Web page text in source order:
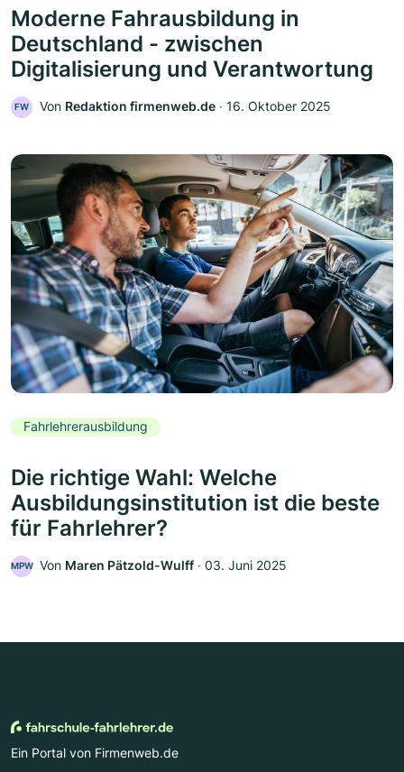
Moderne Fahrausbildung in
Deutschland - zwischen
Digitalisierung und Verantwortung
FW Von Redaktion firmenweb.de ‧ 16. Oktober 2025
Fahrlehrerausbildung
Die richtige Wahl: Welche
Ausbildungsinstitution ist die beste
für Fahrlehrer?
MPW Von Maren Pätzold-Wulff ‧ 03. Juni 2025
Ein Portal von Firmenweb.de